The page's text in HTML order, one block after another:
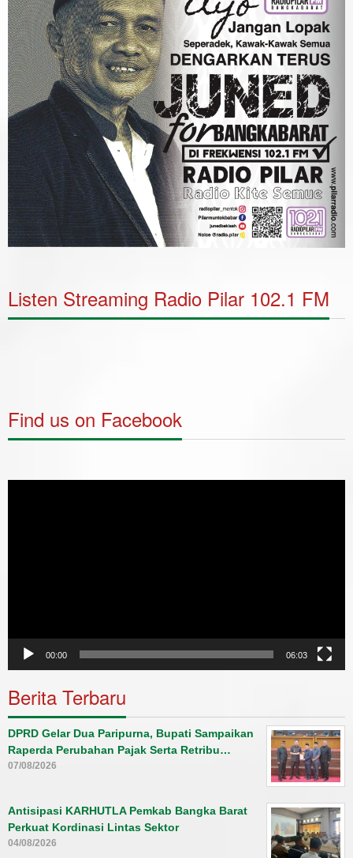
Listen Streaming Radio Pilar 102.1 FM
Find us on Facebook
00:00 06:03
Berita Terbaru
DPRD Gelar Dua Paripurna, Bupati Sampaikan
Raperda Perubahan Pajak Serta Retribu…
07/08/2026
Antisipasi KARHUTLA Pemkab Bangka Barat
Perkuat Kordinasi Lintas Sektor
04/08/2026